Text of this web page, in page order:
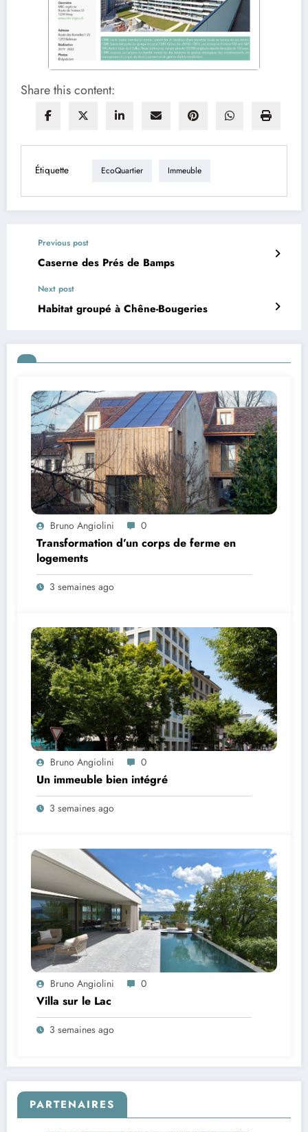
Share this content:
Étiquette EcoQuartier Immeuble
Previous post
Caserne des Prés de Bamps
Next post
Habitat groupé à Chêne-Bougeries
Bruno Angiolini 0
Transformation d’un corps de ferme en
logements
3 semaines ago
Bruno Angiolini 0
Un immeuble bien intégré
3 semaines ago
Bruno Angiolini 0
Villa sur le Lac
3 semaines ago
PARTENAIRES